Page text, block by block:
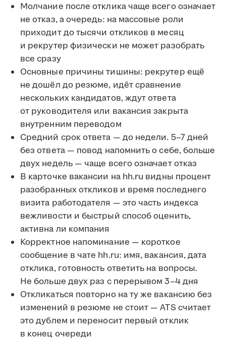
Молчание после отклика чаще всего означает
не отказ, а очередь: на массовые роли
приходит до тысячи откликов в месяц
и рекрутер физически не может разобрать
все сразу
Основные причины тишины: рекрутер ещё
не дошёл до резюме, идёт сравнение
нескольких кандидатов, ждут ответа
от руководителя или вакансия закрыта
внутренним переводом
Средний срок ответа — до недели. 5–7 дней
без ответа — повод напомнить о себе, больше
двух недель — чаще всего означает отказ
В карточке вакансии на hh.ru видны процент
разобранных откликов и время последнего
визита работодателя — это часть индекса
вежливости и быстрый способ оценить,
активна ли компания
Корректное напоминание — короткое
сообщение в чате hh.ru: имя, вакансия, дата
отклика, готовность ответить на вопросы.
Не больше двух раз с перерывом 3–4 дня
Откликаться повторно на ту же вакансию без
изменений в резюме не стоит — ATS считает
это дублем и переносит первый отклик
в конец очереди